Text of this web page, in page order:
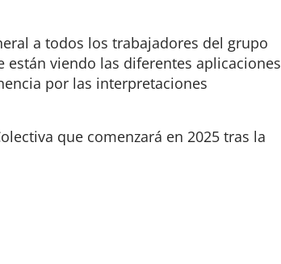
a todos los trabajadores del grupo
están viendo las diferentes aplicaciones
por las interpretaciones
que comenzará en 2025 tras la